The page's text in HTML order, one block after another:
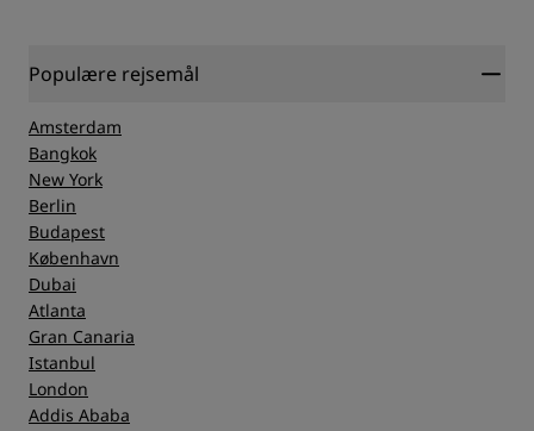
Populære rejsemål
Amsterdam
Bangkok
New York
Berlin
Budapest
København
Dubai
Atlanta
Gran Canaria
Istanbul
London
Addis Ababa